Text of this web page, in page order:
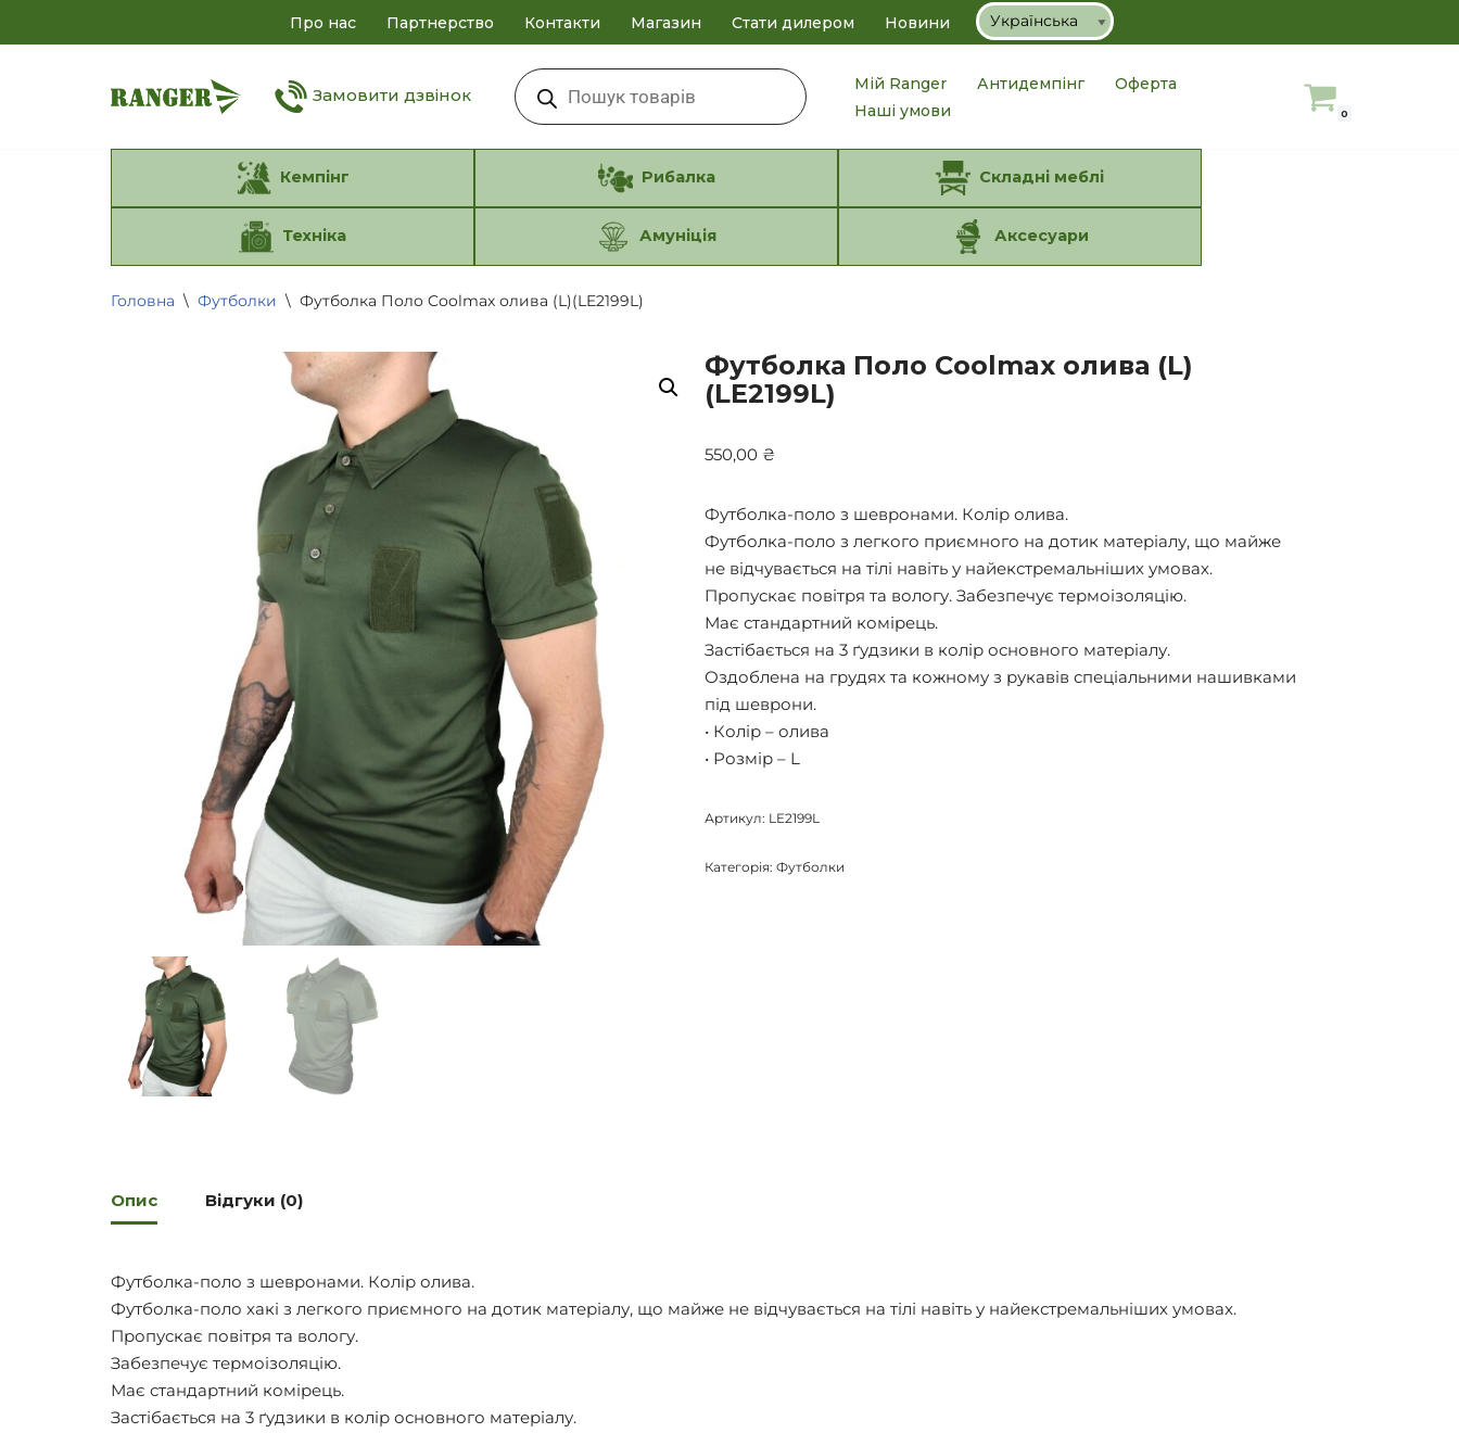
Про нас Партнерство Контакти Магазин Стати дилером Новини
Замовити дзвінок
Мій Ranger Антидемпінг
Оферта
Наші умови
0
Кемпінг Рибалка Складні меблі
Техніка Амуніція Аксесуари
Головна \ Футболки \ Футболка Поло Coolmax олива (L)(LE2199L)
Футболка Поло Coolmax олива (L)
(LE2199L)
550,00 ₴
Футболка-поло з шевронами. Колір олива.
Футболка-поло з легкого приємного на дотик матеріалу, що майже
не відчувається на тілі навіть у найекстремальніших умовах.
Пропускає повітря та вологу. Забезпечує термоізоляцію.
Має стандартний комірець.
Застібається на 3 ґудзики в колір основного матеріалу.
Оздоблена на грудях та кожному з рукавів спеціальними нашивками
під шеврони.
• Колір – олива
• Розмір – L
Артикул: LE2199L
Категорія:Футболки
Опис Відгуки (0)
Футболка-поло з шевронами. Колір олива.
Футболка-поло хакі з легкого приємного на дотик матеріалу, що майже не відчувається на тілі навіть у найекстремальніших умовах.
Пропускає повітря та вологу.
Забезпечує термоізоляцію.
Має стандартний комірець.
Застібається на 3 ґудзики в колір основного матеріалу.